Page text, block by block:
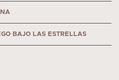
BAJO LAS ESTRELLAS